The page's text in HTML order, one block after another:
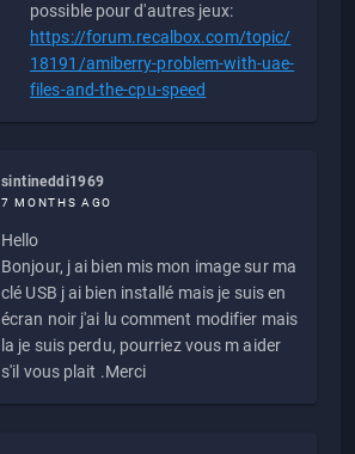
possible pour d'autres jeux:
https://forum.recalbox.com/topic/
18191/amiberry-problem-with-uae-
files-and-the-cpu-speed
sintineddi1969
7 MONTHS AGO
Hello
Bonjour, j ai bien mis mon image sur ma
clé USB j ai bien installé mais je suis en
écran noir j'ai lu comment modifier mais
la je suis perdu, pourriez vous m aider
s'il vous plait .Merci